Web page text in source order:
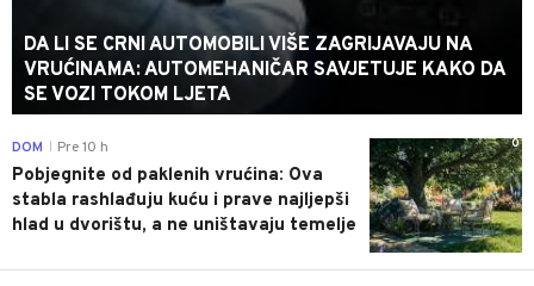
DA LI SE CRNI AUTOMOBILI VIŠE ZAGRIJAVAJU NA
VRUĆINAMA: AUTOMEHANIČAR SAVJETUJE KAKO DA
SE VOZI TOKOM LJETA
0
DOM Pre 10 h
Pobjegnite od paklenih vrućina: Ova
stabla rashlađuju kuću i prave najljepši
hlad u dvorištu, a ne uništavaju temelje